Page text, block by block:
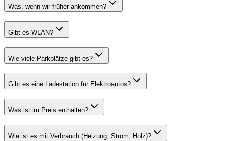
Was, wenn wir früher ankommen?
Gibt es WLAN?
Wie viele Parkplätze gibt es?
Gibt es eine Ladestation für Elektroautos?
Was ist im Preis enthalten?
Wie ist es mit Verbrauch (Heizung, Strom, Holz)?